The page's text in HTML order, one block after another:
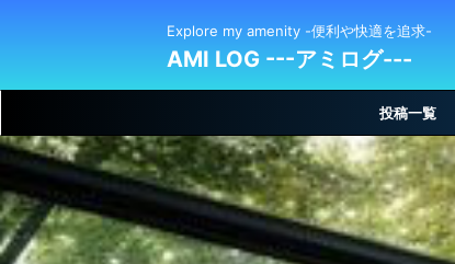
Explore my amenity -便利や快適を追求-
AMI LOG ---アミログ---
投稿一覧